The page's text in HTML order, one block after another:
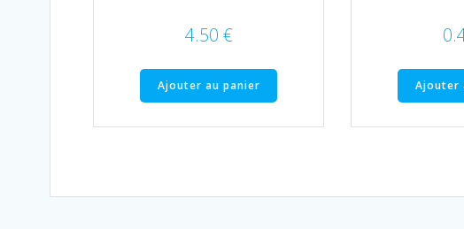
4.50 €
Ajouter au panier Ajouter